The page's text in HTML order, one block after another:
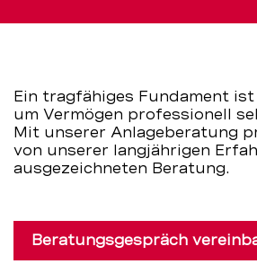
Ein tragfähiges Fundament
um Vermögen professionell
Mit unserer Anlageberatung
von unserer langjährigen
ausgezeichneten Beratung.
Beratungsgespräch